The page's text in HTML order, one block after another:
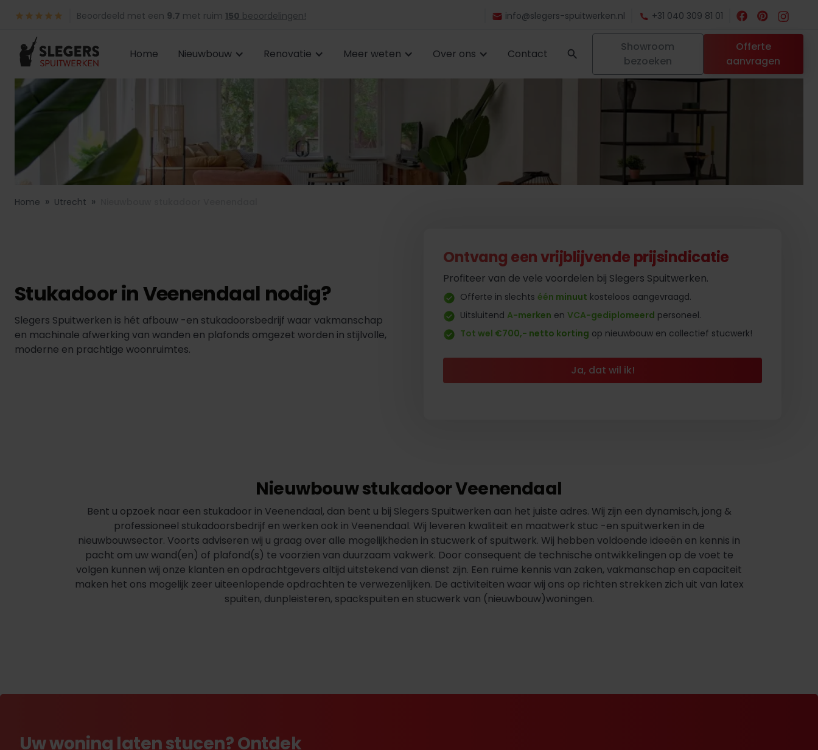
Beoordeeld met een 9.7 met ruim 150 beoordelingen! info@slegers-spuitwerken.nl +31 040 309 81 01
Home Nieuwbouw Renovatie Meer weten Over ons Contact
Showroom
bezoeken
Offerte
aanvragen
Home » Utrecht »
Stukadoor in Veenendaal nodig?
Slegers Spuitwerken is hét afbouw -en stukadoorsbedrijf waar vakmanschap
en machinale afwerking van wanden en plafonds omgezet worden in stijlvolle,
moderne en prachtige woonruimtes.
Ontvang een vrijblijvende prijsindicatie
Profiteer van de vele voordelen bij Slegers Spuitwerken.
Offerte in slechts één minuut kosteloos aangevraagd.
Uitsluitend A-merken en VCA-gediplomeerd personeel.
Tot wel €700,- netto korting op nieuwbouw en collectief stucwerk!
Ja, dat wil ik!
Nieuwbouw stukadoor Veenendaal
Bent u opzoek naar een stukadoor in Veenendaal, dan bent u bij Slegers Spuitwerken aan het juiste adres. Wij zijn een dynamisch, jong &
professioneel stukadoorsbedrijf en werken ook in Veenendaal. Wij leveren kwaliteit en maatwerk stuc -en spuitwerken in de
nieuwbouwsector. Voorts adviseren wij u graag over alle mogelijkheden in stucwerk of spuitwerk. Wij hebben voldoende ideeën en kennis in
pacht om uw wand(en) of plafond(s) te voorzien van duurzaam vakwerk. Door consequent de technische ontwikkelingen op de voet te
volgen kunnen wij onze klanten en opdrachtgevers altijd uitstekend van dienst zijn. Een ruime kennis van zaken, vakmanschap en capaciteit
maken het ons mogelijk zeer uiteenlopende opdrachten te verwezenlijken. De activiteiten waar wij ons op richten strekken zich uit van latex
spuiten, dunpleisteren, spackspuiten en stucwerk van (nieuwbouw)woningen.
Uw woning laten stucen? Ontdek